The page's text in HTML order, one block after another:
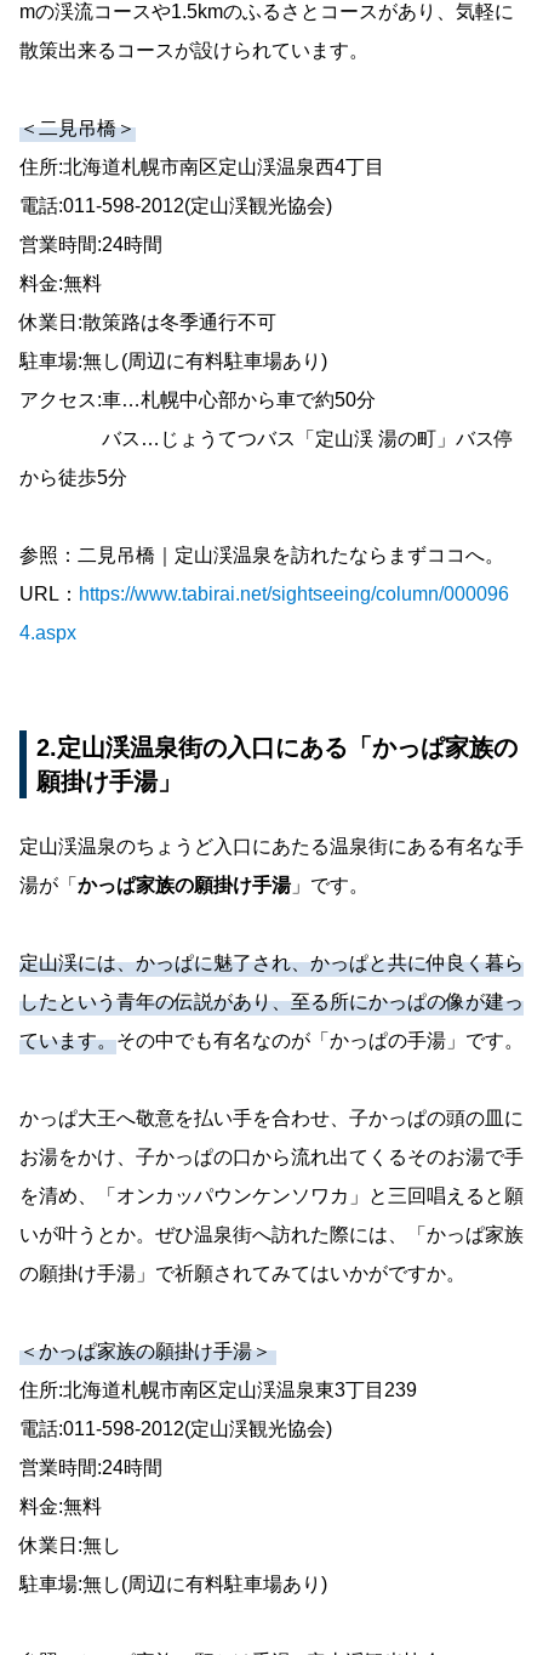
mの渓流コースや1.5kmのふるさとコースがあり、気軽に
散策出来るコースが設けられています。
＜二見吊橋＞
住所:北海道札幌市南区定山渓温泉西4丁目
電話:011-598-2012(定山渓観光協会)
営業時間:24時間
料金:無料
休業日:散策路は冬季通行不可
駐車場:無し(周辺に有料駐車場あり)
アクセス:車…札幌中心部から車で約50分
バス…じょうてつバス「定山渓 湯の町」バス停
から徒歩5分
参照：二見吊橋｜定山渓温泉を訪れたならまずココへ。
URL： https://www.tabirai.net/sightseeing/column/000096
4.aspx
2.定山渓温泉街の入口にある「かっぱ家族の
願掛け手湯」
定山渓温泉のちょうど入口にあたる温泉街にある有名な手
湯が「 かっぱ家族の願掛け手湯」です。
定山渓には、かっぱに魅了され、かっぱと共に仲良く暮ら
したという青年の伝説があり、至る所にかっぱの像が建っ
ています。その中でも有名なのが「かっぱの手湯」です。
かっぱ大王へ敬意を払い手を合わせ、子かっぱの頭の皿に
お湯をかけ、子かっぱの口から流れ出てくるそのお湯で手
を清め、「オンカッパウンケンソワカ」と三回唱えると願
いが叶うとか。ぜひ温泉街へ訪れた際には、「かっぱ家族
の願掛け手湯」で祈願されてみてはいかがですか。
＜かっぱ家族の願掛け手湯＞
住所:北海道札幌市南区定山渓温泉東3丁目239
電話:011-598-2012(定山渓観光協会)
営業時間:24時間
料金:無料
休業日:無し
駐車場:無し(周辺に有料駐車場あり)